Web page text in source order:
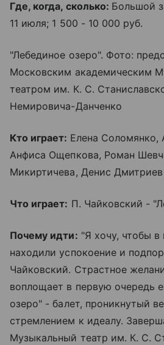
Где, когда, сколько: Большой
11 июля; 1 500 - 10 000 руб.
"Лебединое озеро". Фото:
Московским академическим
театром им. К. С.
Немировича-Данченко
Кто играет: Елена Соломянко,
Анфиса Ощепкова, Роман
Микиртичева, Денис Дмитриев
Что играет: П. Чайковский -
Почему идти: "Я хочу, чтобы
находили успокоение и
Чайковский. Страстное
воплощает в первую очередь
озеро" - балет, проникнутый
стремлением к идеалу.
Музыкальный театр им. К. С.